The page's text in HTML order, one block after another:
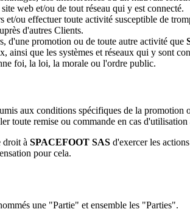
web et/ou de tout réseau qui y est connecté.
et/ou effectuer toute activité susceptible de
d'autres Clients.
d'une promotion ou de toute autre activité que
ainsi que les systèmes et réseaux qui y sont
foi, la loi, la morale ou l'ordre public.
aux conditions spécifiques de la
toute remise ou commande en cas
droit à SPACEFOOT SAS d'exercer les
pour cela.
une "Partie" et ensemble les "Parties".